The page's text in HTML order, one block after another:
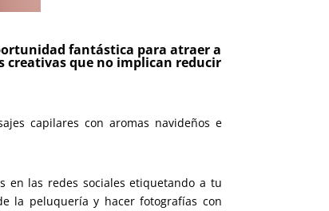
fantástica para atraer a
creativas que no implican reducir
capilares con aromas navideños e
en las redes sociales etiquetando a tu
la peluquería y hacer fotografías con